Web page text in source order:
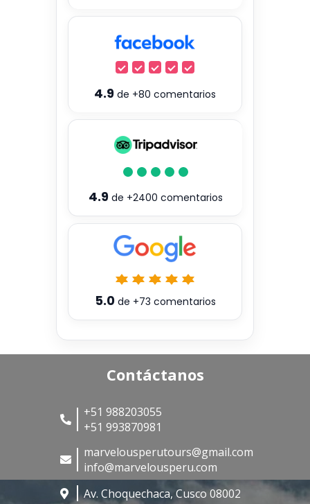
4.9 de +80 comentarios
4.9de +2400 comentarios
5.0de +73 comentarios
Contáctanos
+51 988203055
+51 993870981
marvelousperutours@gmail.com
info@marvelousperu.com
Av. Choquechaca, Cusco 08002